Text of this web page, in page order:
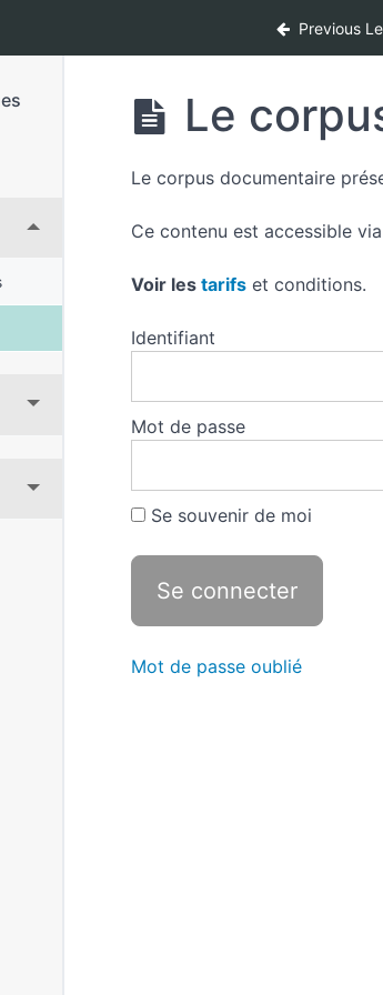
des métropoles Previous
Le
Le corpus documentaire
Ce contenu est accessible
Voir les tarifs et conditions.
Identifiant
Mot de passe
Se souvenir de moi
Mot de passe oublié